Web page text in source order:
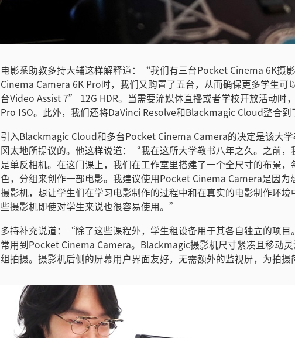
电影系助教多持大辅这样解释道：“我们有三台Pocket Cinema 6K摄
Cinema Camera 6K Pro时，我们又购置了五台，从而确保更多学生可
台Video Assist 7” 12G HDR。当需要流媒体直播或者学校开放活动时
Pro ISO。此外，我们还将DaVinci Resolve和Blackmagic Cloud整合到
引入Blackmagic Cloud和多台Pocket Cinema Camera的决定是该大
冈太地所提议的。他这样说道：“我在这所大学教书八年之久。之前，
是单反相机。在这门课上，我们在工作室里搭建了一个全尺寸的布景，
色，分组来创作一部电影。我建议使用Pocket Cinema Camera是因为
摄影机，想让学生们在学习电影制作的过程中和在真实的电影制作环境
些摄影机即使对学生来说也很容易使用。”
多持补充说道：“除了这些课程外，学生租设备用于其各自独立的项目
常用到Pocket Cinema Camera。Blackmagic摄影机尺寸紧凑且移动
组拍摄。摄影机后侧的屏幕用户界面友好，无需额外的监视屏，为拍摄